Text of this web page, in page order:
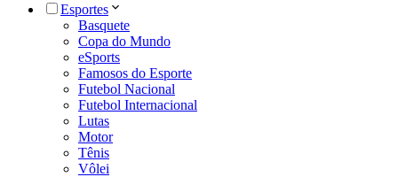
Esportes
Basquete
Copa do Mundo
eSports
Famosos do Esporte
Futebol Nacional
Futebol Internacional
Lutas
Motor
Tênis
Vôlei